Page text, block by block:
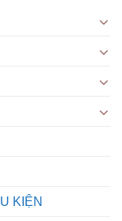
KIỆN